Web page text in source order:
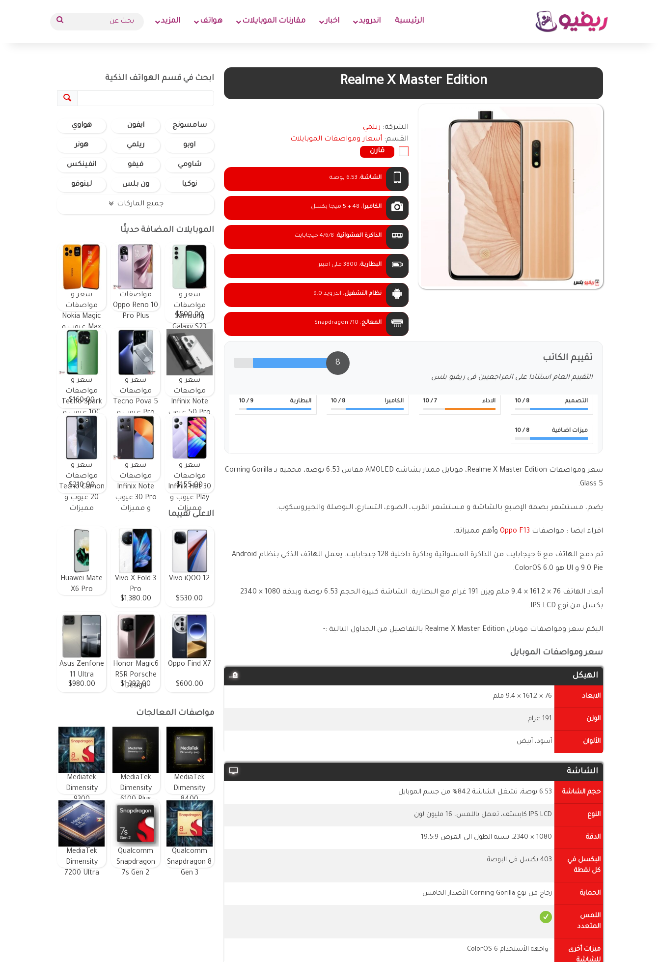
الرئيسية اندرويد اخبار مقارنات الموبايلات هواتف المزيد بحث
Realme X Master Edition
الشركة: ريلمي
القسم: أسعار ومواصفات الموبايلات
قارن
الشاشة: 6.53 بوصة
الكاميرا: 48 + 5 ميجا بكسل
الذاكرة العشوائية: 4/6/8 جيجابايت
البطارية: 3800 ملى امبير
نظام التشغيل: اندرويد 9.0
المعالج:
Snapdragon 710
تقييم الكاتب
التقييم العام استنادا على المراجعيين فى ريفيو بلس
8
التصميم 8
/ 10 الاداء 7
/ 10 الكاميرا 8
/ 10 البطارية 9
/ 10
ميزات اضافية 8
/ 10
سعر ومواصفات Realme X Master Edition، موبايل ممتاز بشاشة AMOLED مقاس 6.53 بوصة، محمية بـ Corning Gorilla
Glass 5.
يضم، مستشعر بصمة الإصبع بالشاشة و مستشعر القرب، الضوء، التسارع، البوصلة والجيروسكوب.
اقراء ايضا : مواصفات Oppo F13 وأهم مميزاتة.
تم دمج الهاتف مع 6 جيجابايت من الذاكرة العشوائية وذاكرة داخلية 128 جيجابايت. يعمل الهاتف الذكي بنظام Android
9.0 Pie و UI هو ColorOS 6.0.
أبعاد الهاتف 76 × 161.2 × 9.4 ملم ويزن 191 غرام مع البطارية. الشاشة كبيرة الحجم 6.53 بوصة وبدقة 1080 × 2340
بكسل من نوع IPS LCD.
اليكم سعر ومواصفات موبايل Realme X Master Edition بالتفاصيل من الجداول التالية :-
سعر ومواصفات الموبايل
الهيكل
الابعاد 76 × 161.2 × 9.4 ملم
الوزن 191 غرام
الألوان أسود، أبيض
الشاشة
حجم الشاشة 6.53 بوصة، تشغل الشاشة 84.2% من جسم الموبايل
النوع IPS LCD كابستف، تعمل باللمس، 16 مليون لون
الدقة 1080 × 2340، نسبة الطول الى العرض 19.5:9
البكسل في
كل نقطة
403 بكسل فى البوصة
الحماية زجاج من نوع Corning Gorilla الأصدار الخامس
اللمس
المتعدد
ميزات أخرى
للشاشة
- واجهة الأستخدام ColorOS 6
ابحث في قسم الهواتف الذكية
سامسونج ايفون هواوي
اوبو ريلمي هونر
شاومي فيفو انفينكس
نوكيا ون بلس لينوفو
جميع الماركات
الموبايلات المضافة حديثًا
سعر و
مواصفات
Samsung
Galaxy S23
FE ومميزات
وعيوب
$500.00
مواصفات
Oppo Reno 10
Pro Plus
سعر و
مواصفات
Nokia Magic
Max عيوب و
مميزات
سعر و
مواصفات
Infinix Note
50 Pro عيوب
و مميزات
سعر و
مواصفات
Tecno Pova 5
Pro عيوب و
مميزات
سعر و
مواصفات
Tecno Spark
10C عيوب و
مميزات
$160.00
سعر و
مواصفات
Infinix Hot 30
Play عيوب و
مميزات
$155.00
سعر و
مواصفات
Infinix Note
30 Pro عيوب
و مميزات
سعر و
مواصفات
Tecno Camon
20 عيوب و
مميزات
$210.00
الاعلى تقييما
Vivo iQOO 12
$530.00
Vivo X Fold 3
Pro
$1,380.00
Huawei Mate
X6 Pro
Oppo Find X7
$600.00
Honor Magic6
RSR Porsche
Design
$1,392.00
Asus Zenfone
11 Ultra
$980.00
مواصفات المعالجات
MediaTek
Dimensity
8400
MediaTek
Dimensity
6100 Plus
Mediatek
Dimensity
9300
Qualcomm
Snapdragon 8
Gen 3
Qualcomm
Snapdragon
7s Gen 2
MediaTek
Dimensity
7200 Ultra